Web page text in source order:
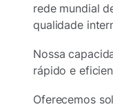
rede mundial
qualidade
Nossa
rápido e
Oferecemos